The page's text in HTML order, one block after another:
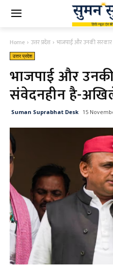
Home उत्तर प्रदेश भाजपाई और उनकी
उत्तर प्रदेश
भाजपाई और
संवेदनहीन है-
Suman Suprabhat Desk 15